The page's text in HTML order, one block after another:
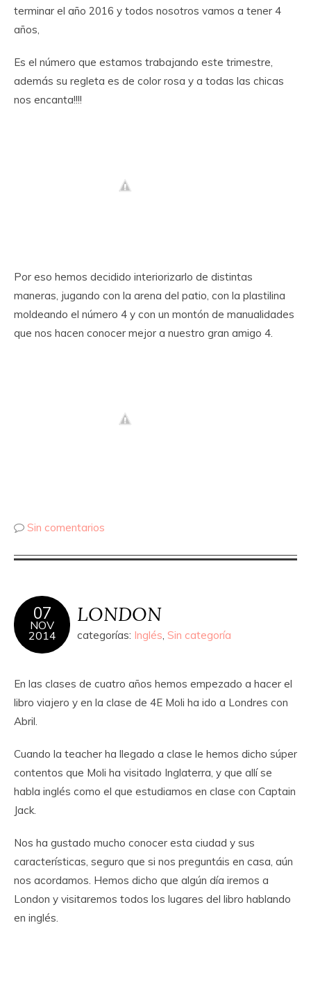
terminar el año 2016 y todos nosotros vamos a tener 4
años,
Es el número que estamos trabajando este trimestre,
además su regleta es de color rosa y a todas las chicas
nos encanta!!!!
Por eso hemos decidido interiorizarlo de distintas
maneras, jugando con la arena del patio, con la plastilina
moldeando el número 4 y con un montón de manualidades
que nos hacen conocer mejor a nuestro gran amigo 4.
Sin comentarios
07
NOV
2014
LONDON
categorías: Inglés, Sin categoría
En las clases de cuatro años hemos empezado a hacer el
libro viajero y en la clase de 4E Moli ha ido a Londres con
Abril.
Cuando la teacher ha llegado a clase le hemos dicho súper
contentos que Moli ha visitado Inglaterra, y que allí se
habla inglés como el que estudiamos en clase con Captain
Jack.
Nos ha gustado mucho conocer esta ciudad y sus
características, seguro que si nos preguntáis en casa, aún
nos acordamos. Hemos dicho que algún día iremos a
London y visitaremos todos los lugares del libro hablando
en inglés.